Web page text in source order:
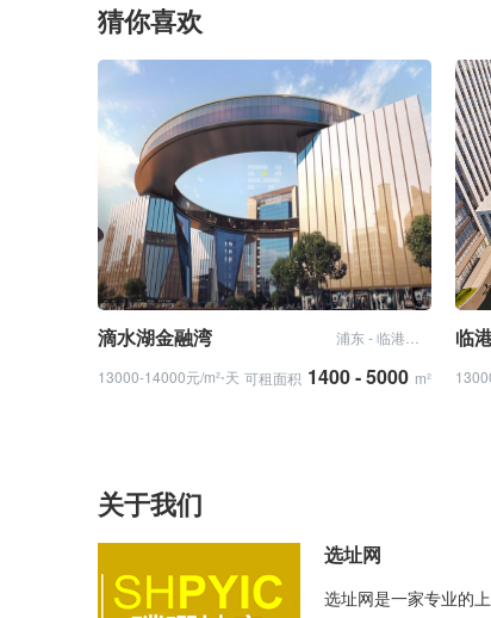
猜你喜欢
滴水湖金融湾
13000-14000元/m²⋅天 可租面积 1400 - 5000 m²
临
关于我们
选址网
选址网是一家专业的